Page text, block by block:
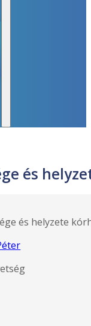
és
és helyzete